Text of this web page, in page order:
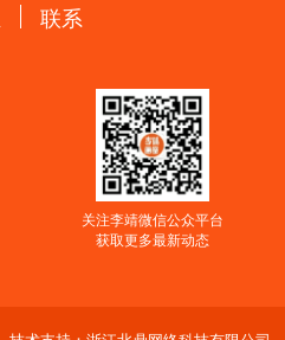
联系
关注李靖微信公众平台
获取更多最新动态